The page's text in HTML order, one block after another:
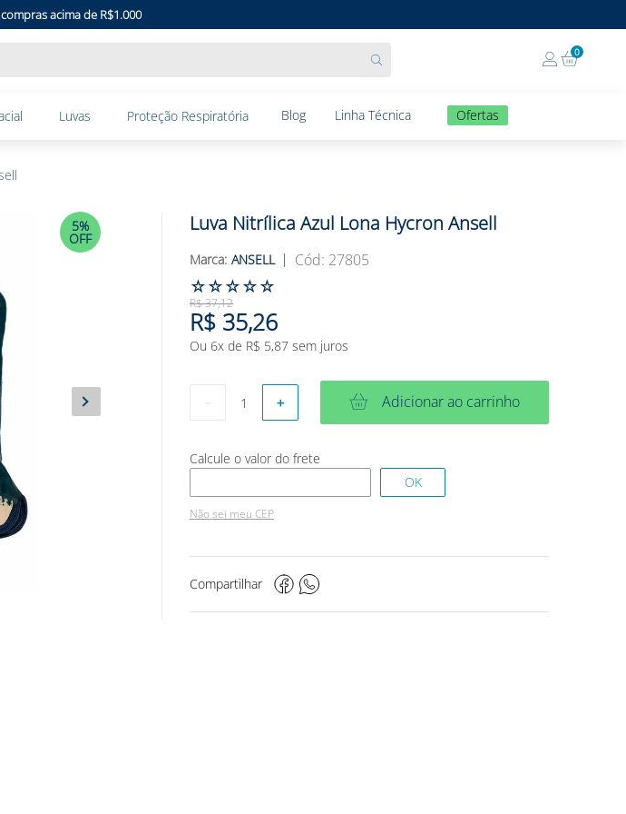
acima de R$1.000
0
Luvas Proteção Respiratória Blog Linha Técnica Ofertas
5%
OFF
Luva Nitrílica Azul Lona Hycron Ansell
ANSELL : 27805
☆☆☆☆☆
R$37,12
R$ 35,26
Ou 6x de R$ 5,87 sem juros
＋ Adicionar ao carrinho
Não sei meu CEP
Compartilhar